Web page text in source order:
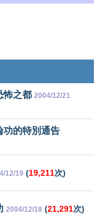
怖之都 2004/12/21
功的特別通告
12/19 (19,211次)
2004/12/18 (21,291次)